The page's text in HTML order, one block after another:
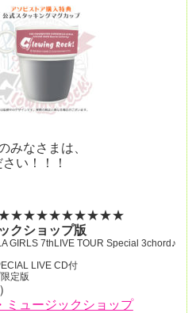
みなさまは、
い！！！
クショップ版
GIRLS 7thLIVE TOUR Special 3chord♪
LIVE CD付
定版
ミュージックショップ